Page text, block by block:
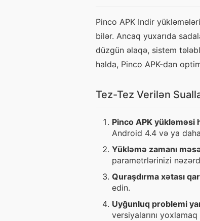
Pinco APK Indir
bilər. Ancaq yuxarıda
düzgün əlaqə, sistem
halda, Pinco APK-dan
Tez-Tez Verilən
Pinco APK yükləməsi
Android 4.4 və ya
Yükləmə zamanı
parametrlərinizi
Quraşdırma xətası
edin.
Uyğunluq problemi
versiyalarını